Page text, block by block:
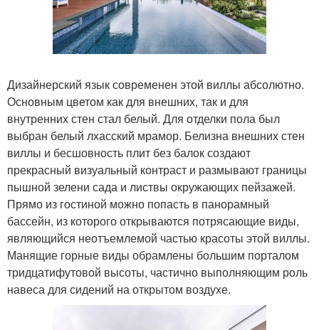
Дизайнерский язык современен этой виллы абсолютно.
Основным цветом как для внешних, так и для
внутренних стен стал белый. Для отделки пола был
выбран белый лхасский мрамор. Белизна внешних стен
виллы и бесшовность плит без балок создают
прекрасный визуальный контраст и размывают границы
пышной зелени сада и листвы окружающих пейзажей.
Прямо из гостиной можно попасть в панорамный
бассейн, из которого открываются потрясающие виды,
являющийся неотъемлемой частью красоты этой виллы.
Манящие горные виды обрамлены большим порталом
тридцатифутовой высоты, частично выполняющим роль
навеса для сидений на открытом воздухе.